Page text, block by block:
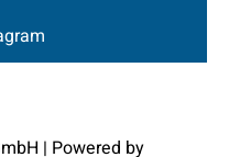
| Powered by